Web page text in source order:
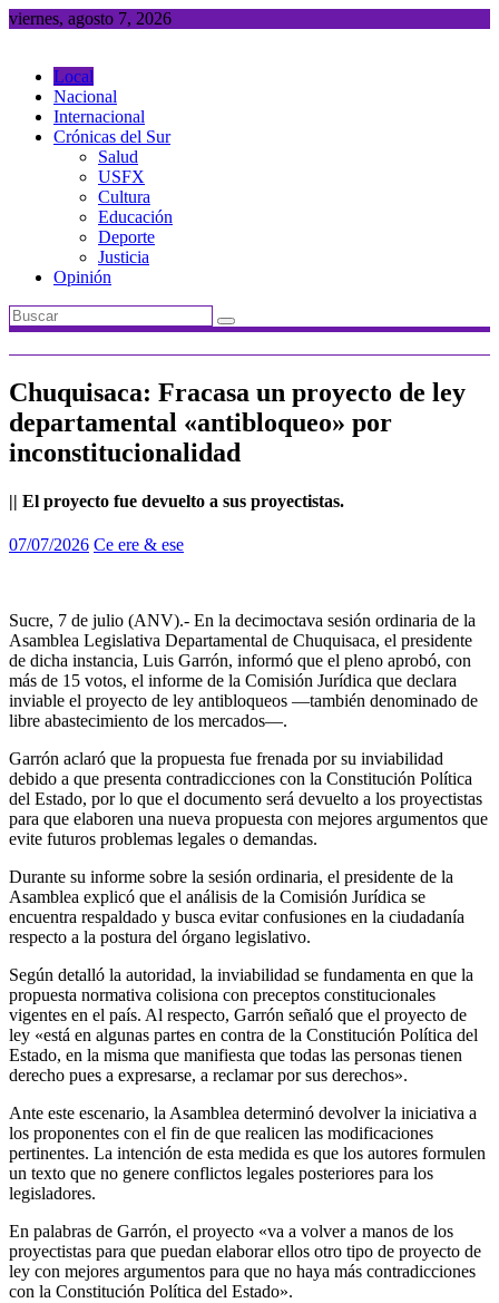
Saltar
viernes, agosto 7, 2026
Local
Nacional
Internacional
Crónicas del Sur
Salud
USFX
Cultura
Educación
Deporte
Justicia
Opinión
Chuquisaca: Fracasa un proyecto de ley
departamental «antibloqueo» por
inconstitucionalidad
|| El proyecto fue devuelto a sus proyectistas.
07/07/2026 Ce ere & ese
Sucre, 7 de julio (ANV).- En la decimoctava sesión ordinaria de la
Asamblea Legislativa Departamental de Chuquisaca, el presidente
de dicha instancia, Luis Garrón, informó que el pleno aprobó, con
más de 15 votos, el informe de la Comisión Jurídica que declara
inviable el proyecto de ley antibloqueos —también denominado de
libre abastecimiento de los mercados—.
Garrón aclaró que la propuesta fue frenada por su inviabilidad
debido a que presenta contradicciones con la Constitución Política
del Estado, por lo que el documento será devuelto a los proyectistas
para que elaboren una nueva propuesta con mejores argumentos que
evite futuros problemas legales o demandas.
Durante su informe sobre la sesión ordinaria, el presidente de la
Asamblea explicó que el análisis de la Comisión Jurídica se
encuentra respaldado y busca evitar confusiones en la ciudadanía
respecto a la postura del órgano legislativo.
Según detalló la autoridad, la inviabilidad se fundamenta en que la
propuesta normativa colisiona con preceptos constitucionales
vigentes en el país. Al respecto, Garrón señaló que el proyecto de
ley «está en algunas partes en contra de la Constitución Política del
Estado, en la misma que manifiesta que todas las personas tienen
derecho pues a expresarse, a reclamar por sus derechos».
Ante este escenario, la Asamblea determinó devolver la iniciativa a
los proponentes con el fin de que realicen las modificaciones
pertinentes. La intención de esta medida es que los autores formulen
un texto que no genere conflictos legales posteriores para los
legisladores.
En palabras de Garrón, el proyecto «va a volver a manos de los
proyectistas para que puedan elaborar ellos otro tipo de proyecto de
ley con mejores argumentos para que no haya más contradicciones
con la Constitución Política del Estado».